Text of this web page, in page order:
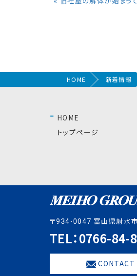
HOME 新着情報
HOME
トップページ
〒934-0047 富山県射水
TEL：0766-84-
CONTACT